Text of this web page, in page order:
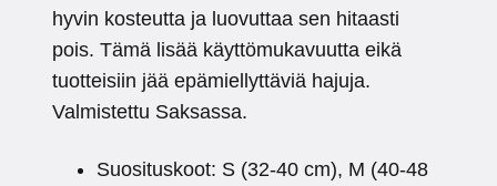
hyvin kosteutta ja luovuttaa sen hitaasti
pois. Tämä lisää käyttömukavuutta eikä
tuotteisiin jää epämiellyttäviä hajuja.
Valmistettu Saksassa.
Suosituskoot: S (32-40 cm), M (40-48